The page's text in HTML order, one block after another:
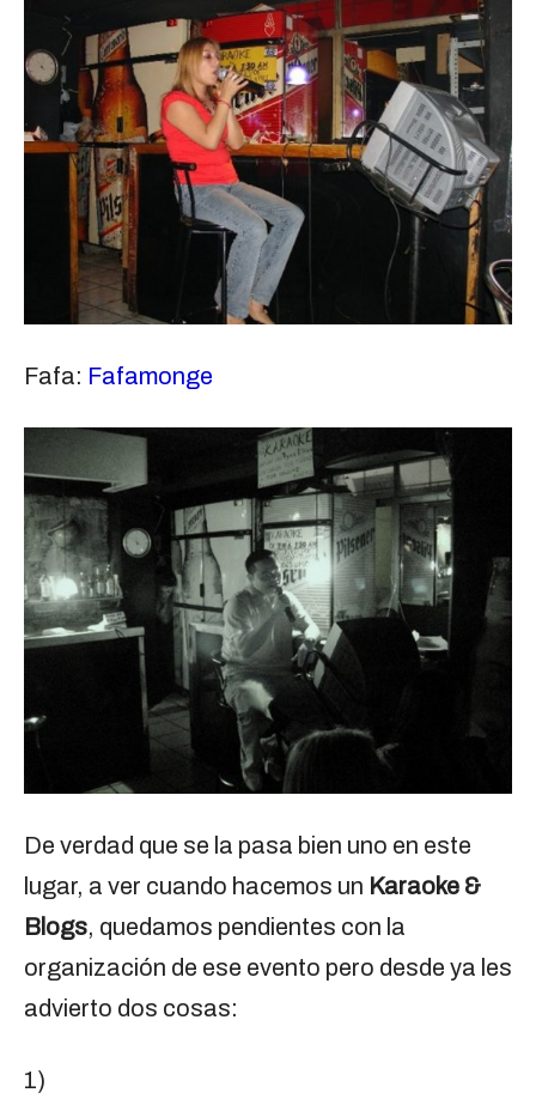
Fafa: Fafamonge
De verdad que se la pasa bien uno en este
lugar, a ver cuando hacemos un Karaoke &
Blogs, quedamos pendientes con la
organización de ese evento pero desde ya les
advierto dos cosas:
1)